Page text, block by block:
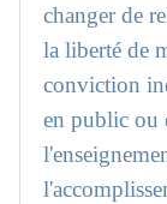
changer de
la liberté de
conviction
en public ou